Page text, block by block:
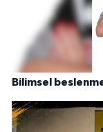
Bilimsel